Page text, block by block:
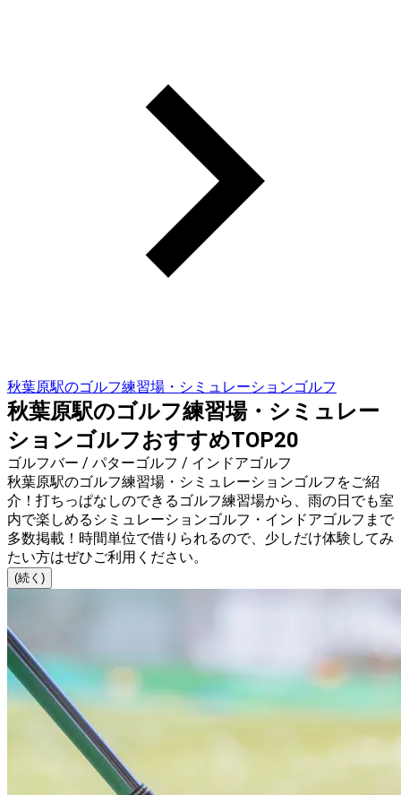
秋葉原駅のゴルフ練習場・シミュレーションゴルフ
秋葉原駅のゴルフ練習場・シミュレー
ションゴルフおすすめTOP20
ゴルフバー / パターゴルフ / インドアゴルフ
秋葉原駅のゴルフ練習場・シミュレーションゴルフをご紹
介！打ちっぱなしのできるゴルフ練習場から、雨の日でも室
内で楽しめるシミュレーションゴルフ・インドアゴルフまで
多数掲載！時間単位で借りられるので、少しだけ体験してみ
たい方はぜひご利用ください。
(続く)